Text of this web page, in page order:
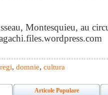
Montesquieu, au
regi, domnie, cultura
Articole Populare